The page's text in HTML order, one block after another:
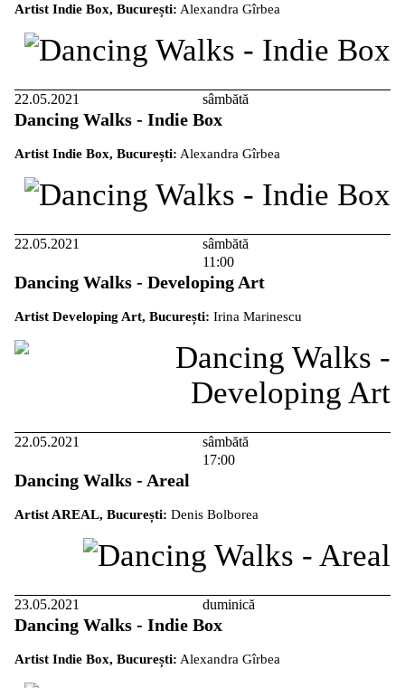
Artist Indie Box, București: Alexandra Gîrbea
22.05.2021 sâmbătă
Dancing Walks - Indie Box
Artist Indie Box, București: Alexandra Gîrbea
22.05.2021
sâmbătă
11:00
Dancing Walks - Developing Art
Artist Developing Art, București: Irina Marinescu
22.05.2021
sâmbătă
17:00
Dancing Walks - Areal
Artist AREAL, București: Denis Bolborea
23.05.2021 duminică
Dancing Walks - Indie Box
Artist Indie Box, București: Alexandra Gîrbea